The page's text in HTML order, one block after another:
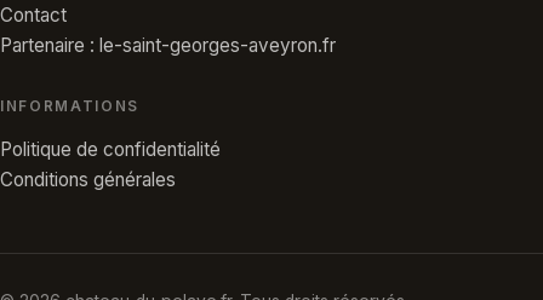
Contact
Partenaire : le-saint-georges-aveyron.fr
INFORMATIONS
Politique de confidentialité
Conditions générales